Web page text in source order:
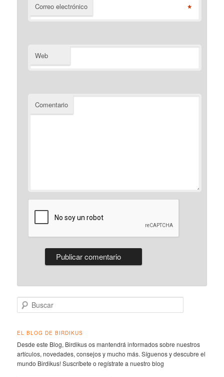
Correo electrónico *
Web
Comentario
Buscar
EL BLOG DE BIRDIKUS
Desde este Blog, Birdikus os mantendrá informados sobre nuestros
artículos, novedades, consejos y mucho más. Síguenos y descubre el
mundo Birdikus! Suscríbete o regístrate a nuestro blog